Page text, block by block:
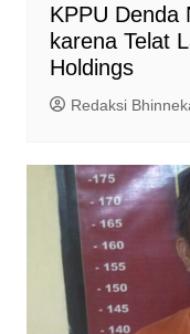
KPPU Denda
karena Telat
Holdings
Redaksi